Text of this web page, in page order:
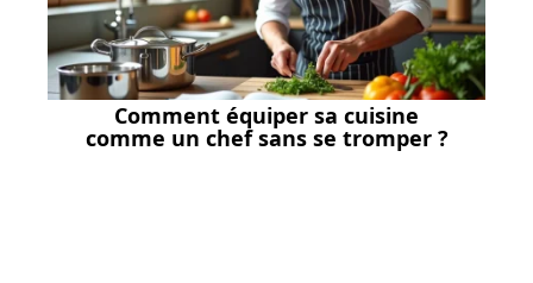
Comment équiper sa cuisine
comme un chef sans se tromper ?